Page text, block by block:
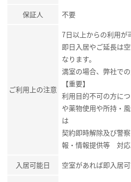
保証人 不要
ご利用上の注意
7日以上からの利用が
即日入居やご延長は
なります。
満室の場合、弊社で
【重要】
利用目的不可の方に
や薬物使用や所持・
は
契約即時解除及び警
報・情報提供等 対応
入居可能日 空室があれば即入居